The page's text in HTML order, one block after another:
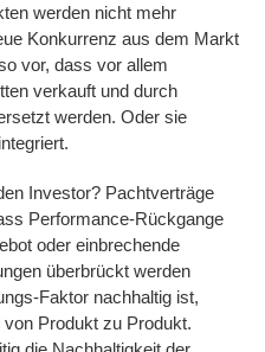
werden nicht mehr
Konkurrenz aus dem Markt
vor, dass vor allem
verkauft und durch
werden. Oder sie
Investor? Pachtverträge
Performance-Rückgange
oder einbrechende
überbrückt werden
Faktor nachhaltig ist,
Produkt zu Produkt.